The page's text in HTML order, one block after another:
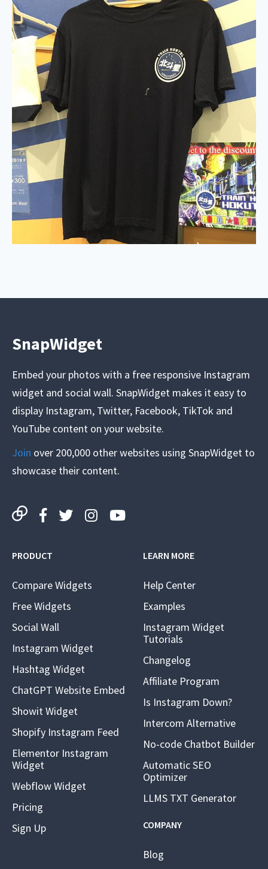
SnapWidget
Embed your photos with a free responsive Instagram
widget and social wall. SnapWidget makes it easy to
display Instagram, Twitter, Facebook, TikTok and
YouTube content on your website.
Join over 200,000 other websites using SnapWidget to
showcase their content.
PRODUCT
Compare Widgets
Free Widgets
Social Wall
Instagram Widget
Hashtag Widget
ChatGPT Website Embed
Showit Widget
Shopify Instagram Feed
Elementor Instagram
Widget
Webflow Widget
Pricing
Sign Up
LEARN MORE
Help Center
Examples
Instagram Widget
Tutorials
Changelog
Affiliate Program
Is Instagram Down?
Intercom Alternative
No-code Chatbot Builder
Automatic SEO
Optimizer
LLMS TXT Generator
COMPANY
Blog